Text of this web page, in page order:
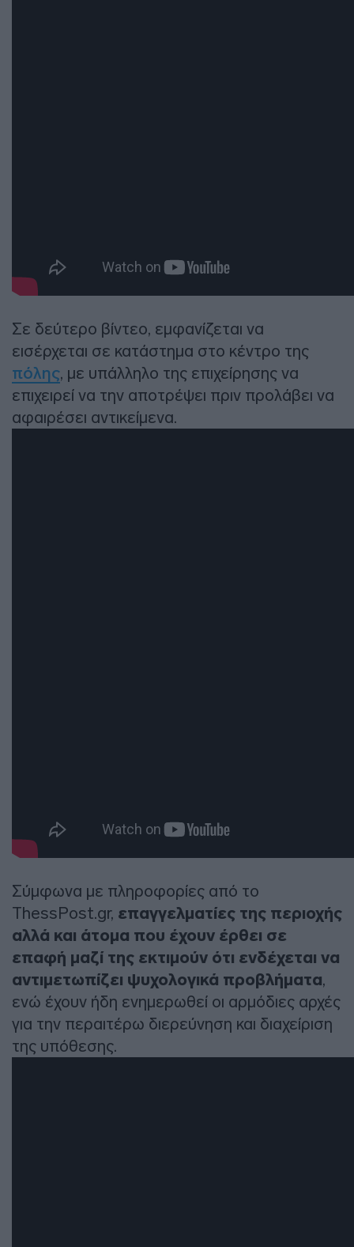
Σε δεύτερο βίντεο, εμφανίζεται να
εισέρχεται σε κατάστημα στο κέντρο της
πόλης, με υπάλληλο της επιχείρησης να
επιχειρεί να την αποτρέψει πριν προλάβει να
αφαιρέσει αντικείμενα.
Σύμφωνα με πληροφορίες από το
ThessPost.gr, επαγγελματίες της περιοχής
αλλά και άτομα που έχουν έρθει σε
επαφή μαζί της εκτιμούν ότι ενδέχεται να
αντιμετωπίζει ψυχολογικά προβλήματα,
ενώ έχουν ήδη ενημερωθεί οι αρμόδιες αρχές
για την περαιτέρω διερεύνηση και διαχείριση
της υπόθεσης.